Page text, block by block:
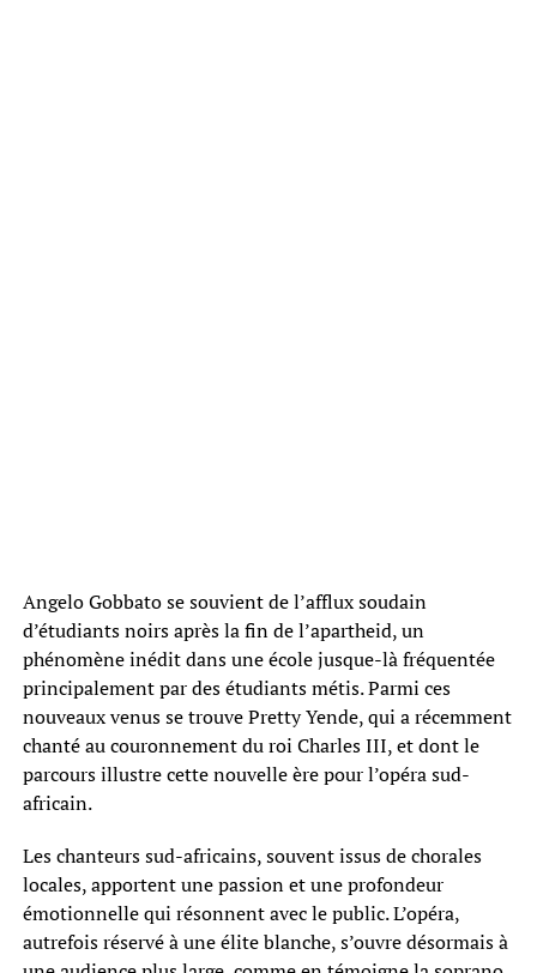
Angelo Gobbato se souvient de l’afflux soudain
d’étudiants noirs après la fin de l’apartheid, un
phénomène inédit dans une école jusque-là fréquentée
principalement par des étudiants métis. Parmi ces
nouveaux venus se trouve Pretty Yende, qui a récemment
chanté au couronnement du roi Charles III, et dont le
parcours illustre cette nouvelle ère pour l’opéra sud-
africain.
Les chanteurs sud-africains, souvent issus de chorales
locales, apportent une passion et une profondeur
émotionnelle qui résonnent avec le public. L’opéra,
autrefois réservé à une élite blanche, s’ouvre désormais à